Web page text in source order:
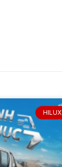
HILUX